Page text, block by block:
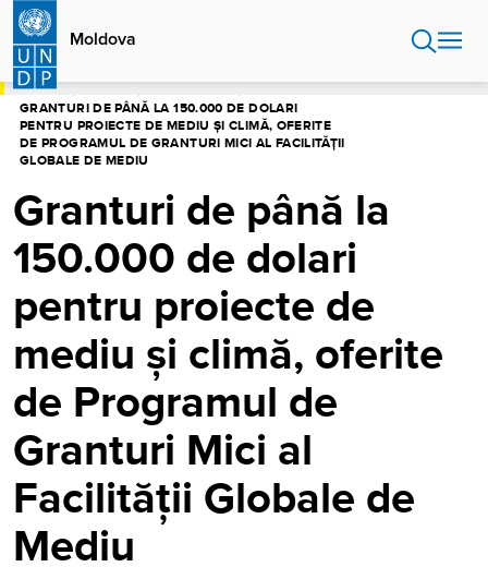
Sari
conținutul
principal
Moldova
ACASĂMOLDOVACENTRU MEDIA
GRANTURI DE PÂNĂ LA 150.000 DE DOLARI
PENTRU PROIECTE DE MEDIU ȘI CLIMĂ, OFERITE
DE PROGRAMUL DE GRANTURI MICI AL FACILITĂȚII
GLOBALE DE MEDIU
Granturi de până la
150.000 de dolari
pentru proiecte de
mediu și climă, oferite
de Programul de
Granturi Mici al
Facilității Globale de
Mediu